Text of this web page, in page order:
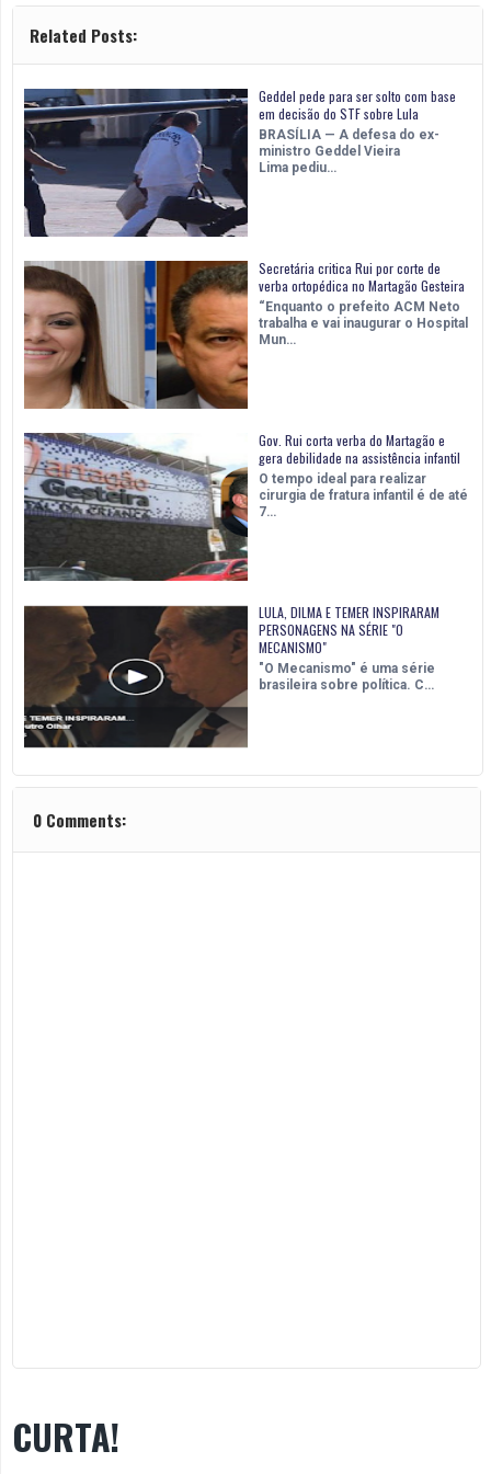
Related Posts:
Geddel pede para ser solto com base
em decisão do STF sobre Lula
BRASÍLIA — A defesa do ex-
ministro Geddel Vieira
Lima pediu…
Secretária critica Rui por corte de
verba ortopédica no Martagão Gesteira
“Enquanto o prefeito ACM Neto
trabalha e vai inaugurar o Hospital
Mun…
Gov. Rui corta verba do Martagão e
gera debilidade na assistência infantil
O tempo ideal para realizar
cirurgia de fratura infantil é de até
7…
LULA, DILMA E TEMER INSPIRARAM
PERSONAGENS NA SÉRIE "O
MECANISMO"
"O Mecanismo" é uma série
brasileira sobre política. C…
0 Comments:
CURTA!